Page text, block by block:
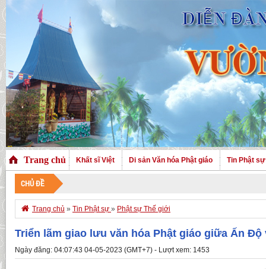
Trang chủ Khất sĩ Việt Di sản Văn hóa Phật giáo Tin Phật sự
CHỦ ĐỀ
 Trang chủ » Tin Phật sự » Phật sự Thế giới
Triển lãm giao lưu văn hóa Phật giáo giữa Ấn Độ
Ngày đăng: 04:07:43 04-05-2023 (GMT+7) - Lượt xem: 1453